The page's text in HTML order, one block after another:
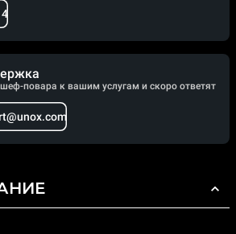
повара к вашим услугам и скоро ответят